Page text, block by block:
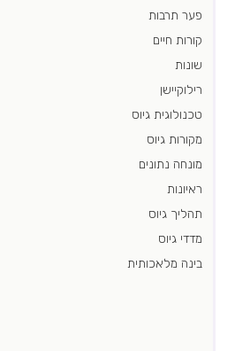
פער תרבות
קורות חיים
שונות
רילוקיישן
טכנולוגית גיוס
מקורות גיוס
מונחה נתונים
ראיונות
תהליך גיוס
מדדי גיוס
בינה מלאכותית